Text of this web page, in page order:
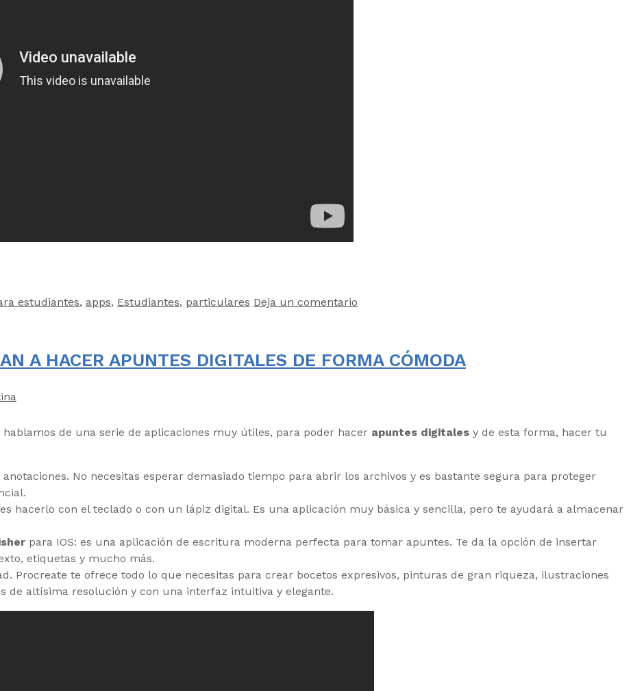
estudiantes, apps, Estudiantes, particulares Deja un comentario
A HACER APUNTES DIGITALES DE FORMA CÓMODA
de una serie de aplicaciones muy útiles, para poder hacer apuntes digitales y de esta forma, hacer tu
No necesitas esperar demasiado tiempo para abrir los archivos y es bastante segura para proteger
hacerlo con el teclado o con un lápiz digital. Es una aplicación muy básica y sencilla, pero te ayudará a almacenar
para IOS: es una aplicación de escritura moderna perfecta para tomar apuntes. Te da la opción de insertar
etiquetas y mucho más.
Procreate te ofrece todo lo que necesitas para crear bocetos expresivos, pinturas de gran riqueza, ilustraciones
de altísima resolución y con una interfaz intuitiva y elegante.